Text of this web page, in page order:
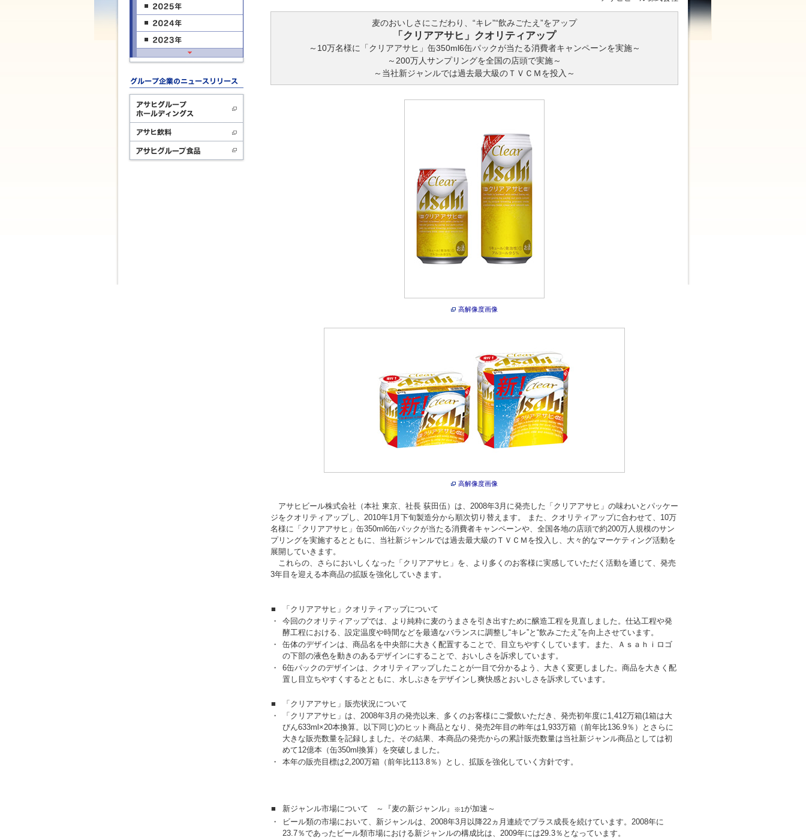
麦のおいしさにこだわり、“キレ”“飲みごたえ”をアップ
「クリアアサヒ」クオリティアップ
～10万名様に「クリアアサヒ」缶350ml6缶パックが当たる消費者キャンペーンを実施～
～200万人サンプリングを全国の店頭で実施～
～当社新ジャンルでは過去最大級のＴＶＣＭを投入～
高解像度画像
高解像度画像
アサヒビール株式会社（本社 東京、社長 荻田伍）は、2008年3月に発売した「クリアアサヒ」の味わいとパッケー
ジをクオリティアップし、2010年1月下旬製造分から順次切り替えます。 また、クオリティアップに合わせて、10万
名様に「クリアアサヒ」缶350ml6缶パックが当たる消費者キャンペーンや、全国各地の店頭で約200万人規模のサン
プリングを実施するとともに、当社新ジャンルでは過去最大級のＴＶＣＭを投入し、大々的なマーケティング活動を
展開していきます。
これらの、さらにおいしくなった「クリアアサヒ」を、より多くのお客様に実感していただく活動を通じて、発売
3年目を迎える本商品の拡販を強化していきます。
■
「クリアアサヒ」クオリティアップについて
・
今回のクオリティアップでは、より純粋に麦のうまさを引き出すために醸造工程を見直しました。仕込工程や発
酵工程における、設定温度や時間などを最適なバランスに調整し“キレ”と“飲みごたえ”を向上させています。
・
缶体のデザインは、商品名を中央部に大きく配置することで、目立ちやすくしています。また、Ａｓａｈｉロゴ
の下部の液色を動きのあるデザインにすることで、おいしさを訴求しています。
・
6缶パックのデザインは、クオリティアップしたことが一目で分かるよう、大きく変更しました。商品を大きく配
置し目立ちやすくするとともに、水しぶきをデザインし爽快感とおいしさを訴求しています。
■
「クリアアサヒ」販売状況について
・
「クリアアサヒ」は、2008年3月の発売以来、多くのお客様にご愛飲いただき、発売初年度に1,412万箱(1箱は大
びん633ml×20本換算。以下同じ)のヒット商品となり、発売2年目の昨年は1,933万箱（前年比136.9％）とさらに
大きな販売数量を記録しました。その結果、本商品の発売からの累計販売数量は当社新ジャンル商品としては初
めて12億本（缶350ml換算）を突破しました。
・
本年の販売目標は2,200万箱（前年比113.8％）とし、拡販を強化していく方針です。
■ 新ジャンル市場について ～『麦の新ジャンル』 ※1が加速～
・
ビール類の市場において、新ジャンルは、2008年3月以降22ヵ月連続でプラス成長を続けています。2008年に
23.7％であったビール類市場における新ジャンルの構成比は、2009年には29.3％となっています。